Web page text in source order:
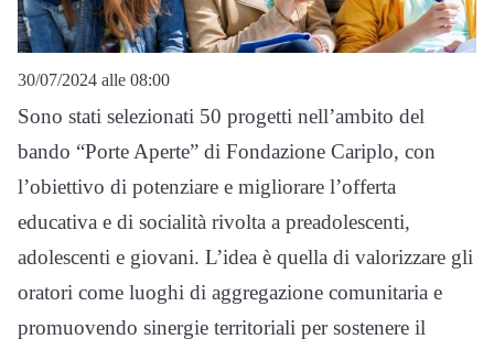
30/07/2024 alle 08:00
Sono stati selezionati 50 progetti nell’ambito del
bando “Porte Aperte” di Fondazione Cariplo, con
l’obiettivo di potenziare e migliorare l’offerta
educativa e di socialità rivolta a preadolescenti,
adolescenti e giovani. L’idea è quella di valorizzare gli
oratori come luoghi di aggregazione comunitaria e
promuovendo sinergie territoriali per sostenere il